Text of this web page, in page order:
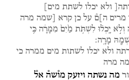
ולא יכלו לשתת מים]
מרים ה]ם֯ על כן קרא [שמה מרה
וְלֹ֣א יָֽכְל֗וּ לִשְׁתֹּ֥ת מַ֙יִם֙ מִמָּרָ֔ה כִּ֥י
מָרָֽה׃
ולא יכלו לשתות מים ממרה כי
מרה
מה נשתה ויזעק מו֯שה֯ אל֯